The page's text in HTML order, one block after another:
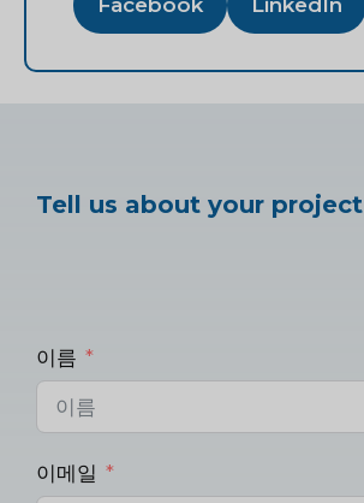
Facebook LinkedIn
Tell us about your project
이름
이메일